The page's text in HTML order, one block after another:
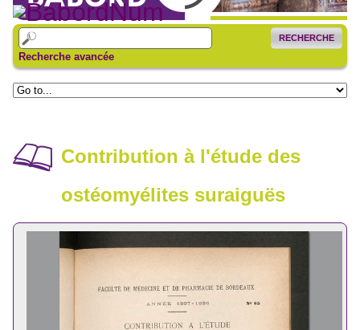
RECHERCHE
Recherche avancée
Contribution à l'étude des
ostéomyélites suraiguës